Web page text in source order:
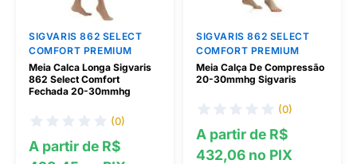
SIGVARIS 862 SELECT
COMFORT PREMIUM
Meia Calca Longa Sigvaris
862 Select Comfort
Fechada 20-30mmhg
(0)
A partir de R$
SIGVARIS 862 SELECT
COMFORT PREMIUM
Meia Calça De Compressão
20-30mmhg Sigvaris
(0)
A partir de R$
432,06 no PIX